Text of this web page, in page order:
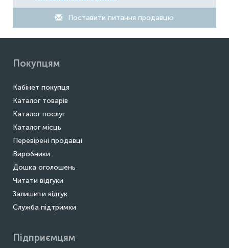
Поставити питання продавцю
Покупцям
Кабінет покупця
Каталог товарів
Каталог послуг
Каталог місць
Перевірені продавці
Виробники
Дошка оголошень
Читати відгуки
Залишити відгук
Служба підтримки
Підприємцям